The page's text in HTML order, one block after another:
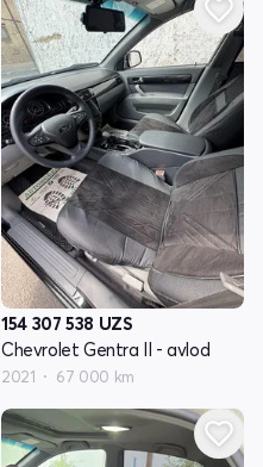
154 307 538 UZS
Chevrolet Gentra II - avlod
2021 67 000 km